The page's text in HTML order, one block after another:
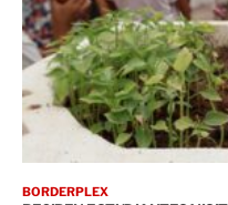
BORDERPLEX